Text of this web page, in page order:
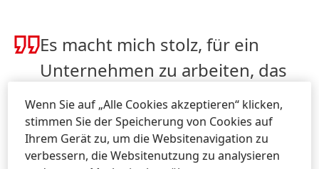
Es macht mich stolz, für ein
Unternehmen zu arbeiten, das
ein solches Programm einführt,
vor allem, wenn man bedenkt,
welche Auswirkungen das
Wenn Sie auf „Alle Cookies akzeptieren“ klicken,
stimmen Sie der Speicherung von Cookies auf
Ihrem Gerät zu, um die Websitenavigation zu
verbessern, die Websitenutzung zu analysieren